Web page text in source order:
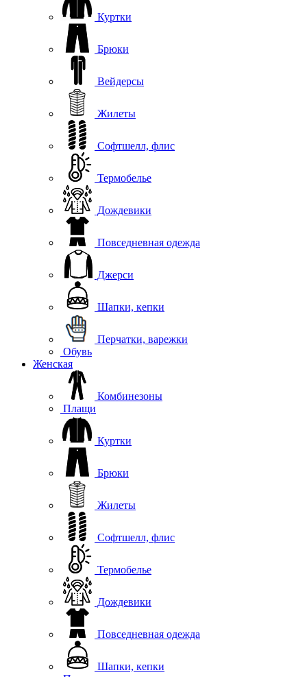
Куртки
Брюки
Вейдерсы
Жилеты
Софтшелл, флис
Термобелье
Дождевики
Повседневная одежда
Джерси
Шапки, кепки
Перчатки, варежки
Обувь
Женская
Комбинезоны
Плащи
Куртки
Брюки
Жилеты
Софтшелл, флис
Термобелье
Дождевики
Повседневная одежда
Шапки, кепки